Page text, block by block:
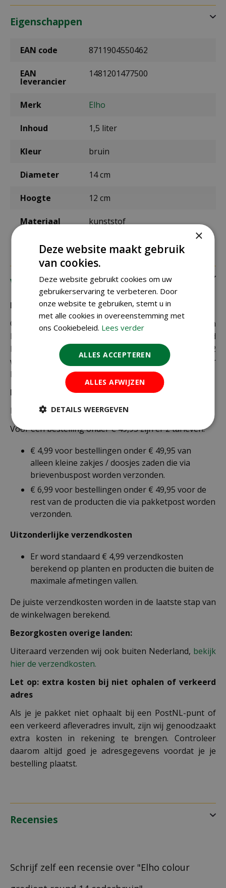
Eigenschappen
EAN code 8711904550462
EAN
leverancier
1481201477500
Merk Elho
Inhoud 1,5 liter
Kleur bruin
Diameter 14 cm
Hoogte 12 cm
Materiaal kunststof
Verzending
Bezorging:
Om uw bestelling goed en veilig bij u thuis te laten
bezorgen maken wij gebruik van PostNL. De levertijd
bedraagt doorgaans tussen de 1 en 2
werkdagen. Deze bezorgtijd geldt zowel voor
Nederland als België.
Bezorgkosten Nederland:
Bestellingen van € 49,95 of meer verzenden wij gratis.
Voor een bestelling onder € 49,95 zijn er 2 tarieven:
€ 4,99 voor bestellingen onder € 49,95 van
alleen kleine zakjes / doosjes zaden die via
brievenbuspost worden verzonden.
€ 6,99 voor bestellingen onder € 49,95 voor de
rest van de producten die via pakketpost worden
verzonden.
Uitzonderlijke verzendkosten
Er word standaard € 4,99 verzendkosten
berekend op planten en producten die buiten de
maximale afmetingen vallen.
De juiste verzendkosten worden in de laatste stap van
de winkelwagen berekend.
Bezorgkosten overige landen:
Uiteraard verzenden wij ook buiten Nederland, bekijk
hier de verzendkosten.
Let op: extra kosten bij niet ophalen of verkeerd
adres
Als je je pakket niet ophaalt bij een PostNL-punt of
een verkeerd afleveradres invult, zijn wij genoodzaakt
extra kosten in rekening te brengen. Controleer
daarom altijd goed je adresgegevens voordat je je
bestelling plaatst.
Recensies
Schrijf zelf een recensie over "Elho colour
×
Deze website maakt gebruik
van cookies.
Deze website gebruikt cookies om uw
gebruikerservaring te verbeteren. Door
onze website te gebruiken, stemt u in
met alle cookies in overeenstemming met
ons Cookiebeleid. Lees verder
ALLES ACCEPTEREN
ALLES AFWIJZEN
DETAILS WEERGEVEN